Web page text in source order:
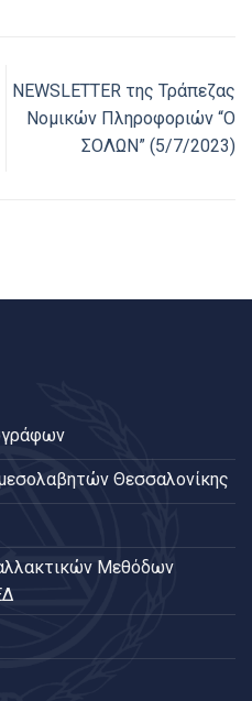
NEWSLETTER της Τράπεζας
Νομικών Πληροφοριών “Ο
ΣΟΛΩΝ” (5/7/2023)
Θεσσαλονίκης
Μεθόδων